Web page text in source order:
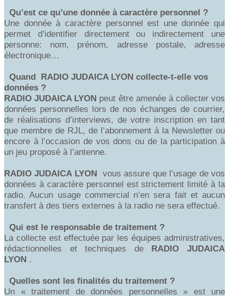
Qu’est ce qu’une donnée à caractère personnel ?
Une donnée à caractère personnel est une donnée qui
permet d’identifier directement ou indirectement une
personne: nom, prénom, adresse postale, adresse
électronique…
Quand RADIO JUDAICA LYON collecte-t-elle vos
données ?
RADIOJUDAICA LYON peut être amenée à collecter vos
données personnelles lors de nos échanges de courrier,
de réalisations d’interviews, de votre inscription en tant
que membre de RJL, de l’abonnement à la Newsletter ou
encore à l’occasion de vos dons ou de la participation à
un jeu proposé à l’antenne.
RADIOJUDAICA LYON vous assure que l’usage de vos
données à caractère personnel est strictement limité à la
radio. Aucun usage commercial n’en sera fait et aucun
transfert à des tiers externes à la radio ne sera effectué.
Qui est le responsable de traitement ?
La collecte est effectuée par les équipes administratives,
rédactionnelles et techniques de RADIOJUDAICA
LYON .
Quelles sont les finalités du traitement ?
Un « traitement de données personnelles » est une